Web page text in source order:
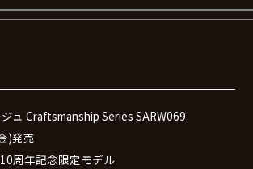
ュ Craftsmanship Series SARW069
)発売
周年記念限定モデル